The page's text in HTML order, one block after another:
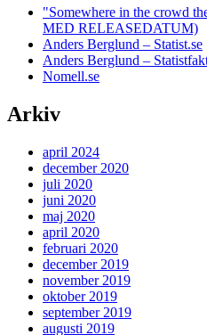
"Somewhere in the crowd
MED RELEASEDATUM)
Anders Berglund – Statist.se
Anders Berglund –
Nomell.se
Arkiv
april 2024
december 2020
juli 2020
juni 2020
maj 2020
april 2020
februari 2020
december 2019
november 2019
oktober 2019
september 2019
augusti 2019